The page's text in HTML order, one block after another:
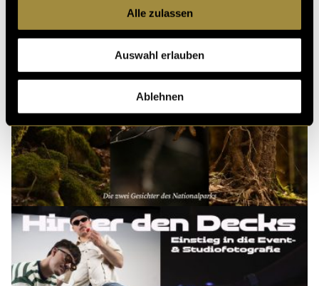
Alle zulassen
Auswahl erlauben
Ablehnen